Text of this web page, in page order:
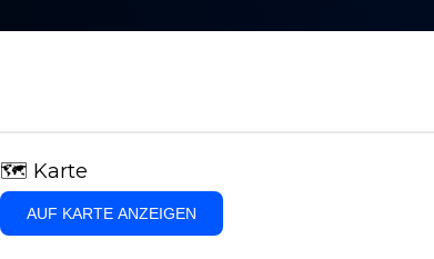
🗺 Karte
AUF KARTE ANZEIGEN